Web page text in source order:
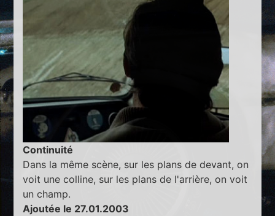
Continuité
Dans la même scène, sur les plans de devant, on
voit une colline, sur les plans de l'arrière, on voit
un champ.
Ajoutée le 27.01.2003